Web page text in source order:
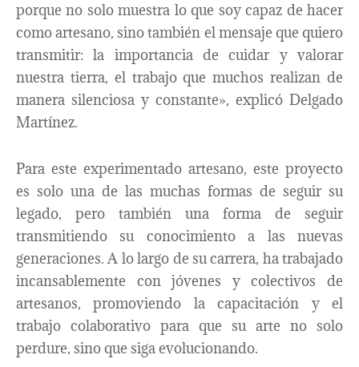
porque no solo muestra lo que soy capaz de hacer
como artesano, sino también el mensaje que quiero
transmitir: la importancia de cuidar y valorar
nuestra tierra, el trabajo que muchos realizan de
manera silenciosa y constante», explicó Delgado
Martínez.
Para este experimentado artesano, este proyecto
es solo una de las muchas formas de seguir su
legado, pero también una forma de seguir
transmitiendo su conocimiento a las nuevas
generaciones. A lo largo de su carrera, ha trabajado
incansablemente con jóvenes y colectivos de
artesanos, promoviendo la capacitación y el
trabajo colaborativo para que su arte no solo
perdure, sino que siga evolucionando.